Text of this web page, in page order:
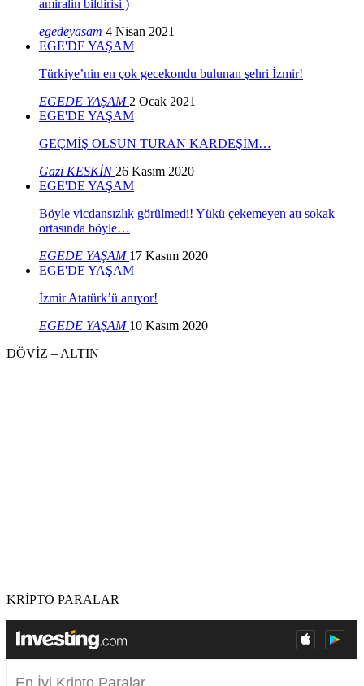
amiralin bildirisi )
egedeyasam 4 Nisan 2021
EGE'DE YAŞAM
Türkiye’nin en çok gecekondu bulunan şehri İzmir!
EGEDE YAŞAM 2 Ocak 2021
EGE'DE YAŞAM
GEÇMİŞ OLSUN TURAN KARDEŞİM…
Gazi KESKİN 26 Kasım 2020
EGE'DE YAŞAM
Böyle vicdansızlık görülmedi! Yükü çekemeyen atı sokak
ortasında böyle…
EGEDE YAŞAM 17 Kasım 2020
EGE'DE YAŞAM
İzmir Atatürk’ü anıyor!
EGEDE YAŞAM 10 Kasım 2020
DÖVİZ – ALTIN
KRİPTO PARALAR